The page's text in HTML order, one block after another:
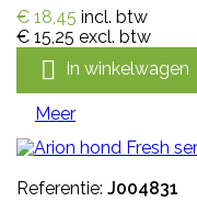
€ 18,45 incl. btw
€ 15,25 excl. btw
 In winkelwagen
Meer
Referentie: J004831